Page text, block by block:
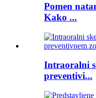
Pomen
Kako ...
Intraoralni
preventivi...